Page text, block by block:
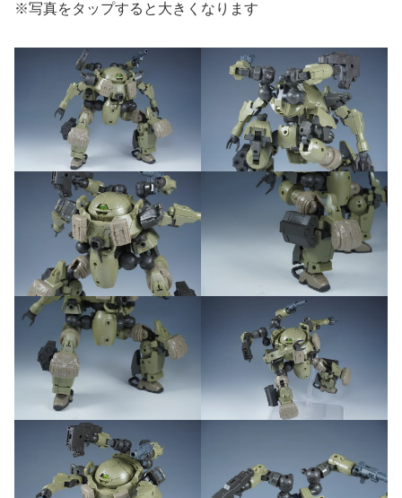
※写真をタップすると大きくなります